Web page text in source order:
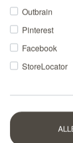
Outbrain
Pinterest
Facebook
StoreLocator